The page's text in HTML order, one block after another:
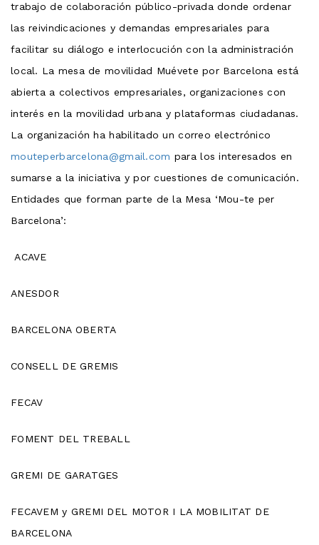
trabajo de colaboración público-privada donde ordenar
las reivindicaciones y demandas empresariales para
facilitar su diálogo e interlocución con la administración
local. La mesa de movilidad Muévete por Barcelona está
abierta a colectivos empresariales, organizaciones con
interés en la movilidad urbana y plataformas ciudadanas.
La organización ha habilitado un correo electrónico
mouteperbarcelona@gmail.com para los interesados en
sumarse a la iniciativa y por cuestiones de comunicación.
Entidades que forman parte de la Mesa ‘Mou-te per
Barcelona’:
ACAVE
ANESDOR
BARCELONA OBERTA
CONSELL DE GREMIS
FECAV
FOMENT DEL TREBALL
GREMI DE GARATGES
FECAVEM y GREMI DEL MOTOR I LA MOBILITAT DE
BARCELONA